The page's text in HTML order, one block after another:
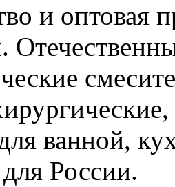
и оптовая
ванной,
России.